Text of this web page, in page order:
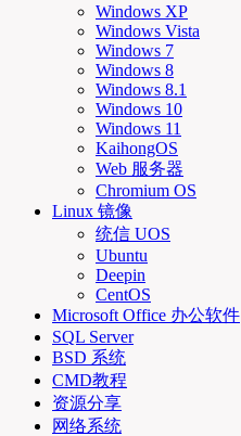
Windows XP
Windows Vista
Windows 7
Windows 8
Windows 8.1
Windows 10
Windows 11
KaihongOS
Web 服务器
Chromium OS
Linux 镜像
统信 UOS
Ubuntu
Deepin
CentOS
Microsoft Office 办公软件
SQL Server
BSD 系统
CMD教程
资源分享
网络系统